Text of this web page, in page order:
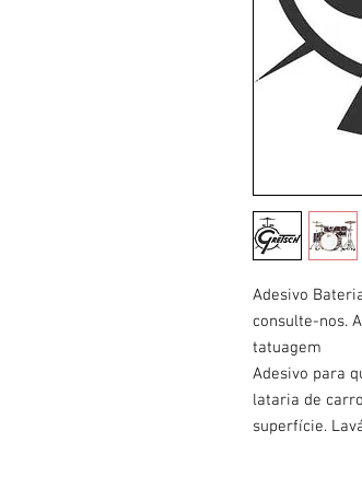
Adesivo
consulte-nos.
tatuagem
Adesivo para
lataria de
superfície.